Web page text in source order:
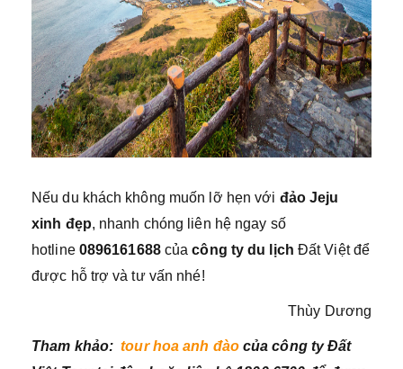
Nếu du khách không muốn lỡ hẹn với đảo Jeju
xinh đẹp, nhanh chóng liên hệ ngay số
hotline 0896161688 củacông ty du lịch Đất Việt để
được hỗ trợ và tư vấn nhé!
Thùy Dương
Tham khảo:tour hoa anh đàocủa công ty Đất